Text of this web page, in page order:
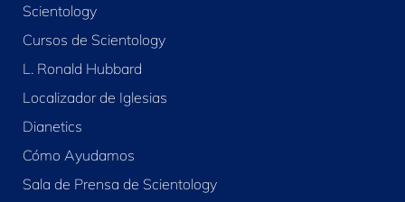
Scientology
Cursos de Scientology
L. Ronald Hubbard
Localizador de Iglesias
Dianetics
Cómo Ayudamos
Sala de Prensa de Scientology